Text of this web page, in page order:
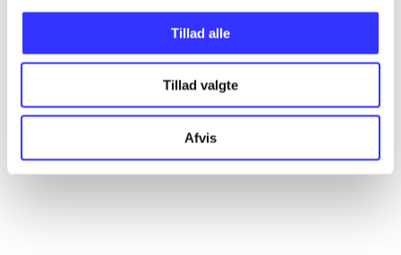
Tillad alle
Tillad valgte
Afvis
...
...